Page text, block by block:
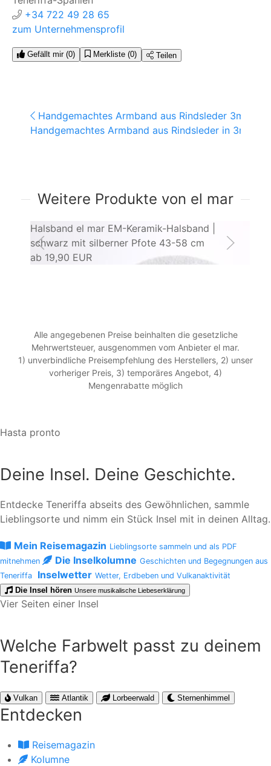
+34 722 49 28 65
zum Unternehmensprofil
Gefällt mir (0) Merkliste (0) Teilen
Handgemachtes Armband aus Rindsleder 3mm ...
Handgemachtes Armband aus Rindsleder in 3mm ...
Weitere Produkte von el mar
Halsband el mar EM-Keramik-Halsband |
schwarz mit silberner Pfote 43-58 cm
ab 19,90 EUR
Alle angegebenen Preise beinhalten die gesetzliche
Mehrwertsteuer, ausgenommen vom Anbieter el mar.
1) unverbindliche Preisempfehlung des Herstellers, 2) unser
vorheriger Preis, 3) temporäres Angebot, 4)
Mengenrabatte möglich
Hasta pronto
Deine Insel. Deine Geschichte.
Entdecke Teneriffa abseits des Gewöhnlichen, sammle
Lieblingsorte und nimm ein Stück Insel mit in deinen Alltag.
Mein Reisemagazin Lieblingsorte sammeln und als PDF
mitnehmen
Die Inselkolumne Geschichten und Begegnungen aus
Teneriffa
Inselwetter Wetter, Erdbeben und Vulkanaktivität
Die Insel hören Unsere musikalische Liebeserklärung
Vier Seiten einer Insel
Welche Farbwelt passt zu deinem
Teneriffa?
Vulkan Atlantik Lorbeerwald Sternenhimmel
Entdecken
Reisemagazin
Kolumne